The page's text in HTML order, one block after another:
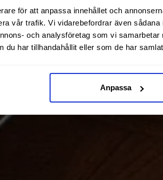
för att anpassa innehållet och
vår trafik. Vi vidarebefordrar även
och analysföretag som vi
du har tillhandahållit eller som de har
Anpassa